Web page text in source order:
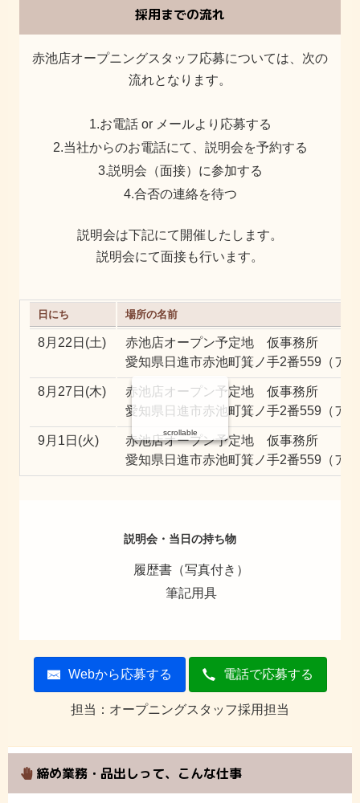
採用までの流れ
赤池店オープニングスタッフ応募については、次の
流れとなります。
1.お電話 or メールより応募する
2.当社からのお電話にて、説明会を予約する
3.説明会（面接）に参加する
4.合否の連絡を待つ
説明会は下記にて開催したします。
説明会にて面接も行います。
日にち 場所の名前
8月22日(土)
赤池店オープン予定地 仮事務所
愛知県日進市赤池町箕ノ手2番559（ア
8月27日(木)
赤池店オープン予定地 仮事務所
愛知県日進市赤池町箕ノ手2番559（ア
9月1日(火)
赤池店オープン予定地 仮事務所
愛知県日進市赤池町箕ノ手2番559（ア
scrollable
説明会・当日の持ち物
履歴書（写真付き）
筆記用具
Webから応募する 電話で応募する
担当：オープニングスタッフ採用担当
締め業務・品出しって、こんな仕事